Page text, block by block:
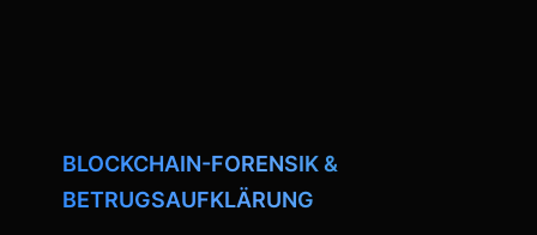
BLOCKCHAIN-FORENSIK &
BETRUGSAUFKLÄRUNG